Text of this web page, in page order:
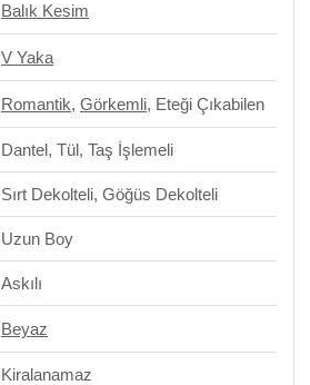
Balık Kesim
V Yaka
Romantik, Görkemli, Eteği Çıkabilen
Dantel, Tül, Taş İşlemeli
Sırt Dekolteli, Göğüs Dekolteli
Uzun Boy
Askılı
Beyaz
Kiralanamaz